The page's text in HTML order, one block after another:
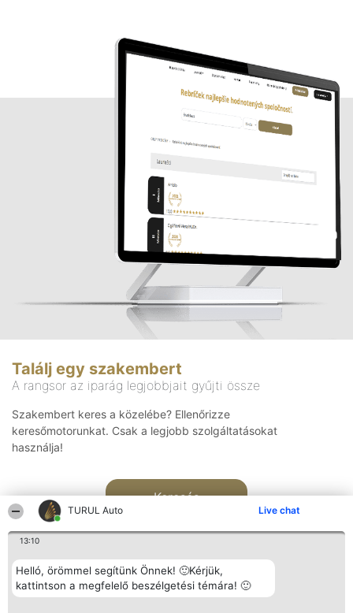
TURUL Auto Live chat
13:10
Helló, örömmel segítünk Önnek! 🙂Kérjük,
kattintson a megfelelő beszélgetési témára! 🙂
Találj egy szakembert
A rangsor az iparág legjobbjait gyűjti össze
Szakembert keres a közelébe? Ellenőrizze
keresőmotorunkat. Csak a legjobb szolgáltatásokat
használja!
Keresés